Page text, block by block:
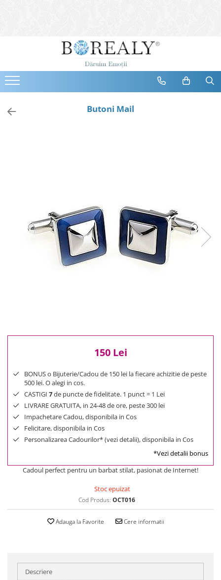
Bijuterii
Cercei
Bratari
Coliere
Reduceri
Cele mai noi
Cele mai vandute
Cele mai votate
1000 Lei +
Butoni Mail
150 Lei
BONUS o Bijuterie/Cadou de 150 lei la fiecare achizitie de peste
500 lei. O alegi in cos.
CASTIGI 7de puncte de fidelitate. 1 punct = 1 Lei
LIVRARE GRATUITA, in 24-48 de ore, peste 300 lei
Impachetare Cadou, disponibila in Cos
Felicitare, disponibila in Cos
Personalizarea Cadourilor* (vezi detalii), disponibila in Cos
*Vezi detalii bonus
Cadoul perfect pentru un barbat stilat, pasionat de Internet!
Stoc epuizat
Cod Produs: OCT016
Adauga la Favorite Cere informatii
Descriere